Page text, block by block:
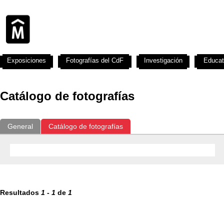
Catálogo de fotografías
General Catálogo de fotografías
Resultados 1 - 1 de 1
Exposiciones Fotografías del CdF Investigación